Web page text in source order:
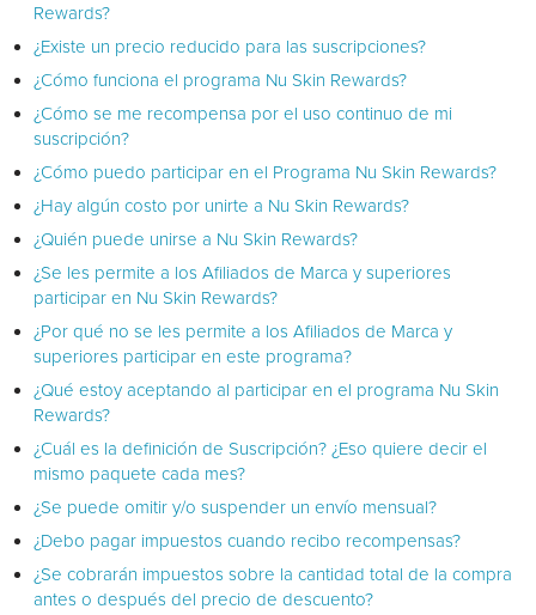
Rewards?
¿Existe un precio reducido para las suscripciones?
¿Cómo funciona el programa Nu Skin Rewards?
¿Cómo se me recompensa por el uso continuo de mi
suscripción?
¿Cómo puedo participar en el Programa Nu Skin Rewards?
¿Hay algún costo por unirte a Nu Skin Rewards?
¿Quién puede unirse a Nu Skin Rewards?
¿Se les permite a los Afiliados de Marca y superiores
participar en Nu Skin Rewards?
¿Por qué no se les permite a los Afiliados de Marca y
superiores participar en este programa?
¿Qué estoy aceptando al participar en el programa Nu Skin
Rewards?
¿Cuál es la definición de Suscripción? ¿Eso quiere decir el
mismo paquete cada mes?
¿Se puede omitir y/o suspender un envío mensual?
¿Debo pagar impuestos cuando recibo recompensas?
¿Se cobrarán impuestos sobre la cantidad total de la compra
antes o después del precio de descuento?